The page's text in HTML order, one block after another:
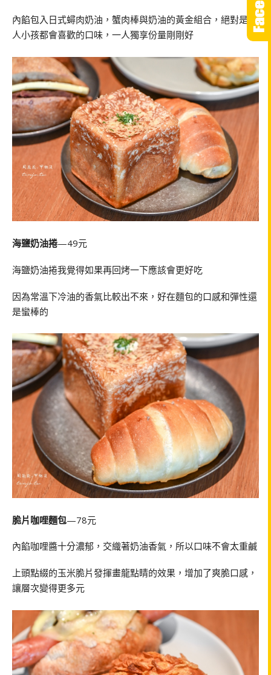
內餡包入日式蟳肉奶油，蟹肉棒與奶油的黃金組合，絕對是大
人小孩都會喜歡的口味，一人獨享份量剛剛好
海鹽奶油捲—49元
海鹽奶油捲我覺得如果再回烤一下應該會更好吃
因為常溫下冷油的香氣比較出不來，好在麵包的口感和彈性還
是蠻棒的
脆片咖哩麵包—78元
內餡咖哩醬十分濃郁，交織著奶油香氣，所以口味不會太重鹹
上頭點綴的玉米脆片發揮畫龍點睛的效果，增加了爽脆口感，
讓層次變得更多元